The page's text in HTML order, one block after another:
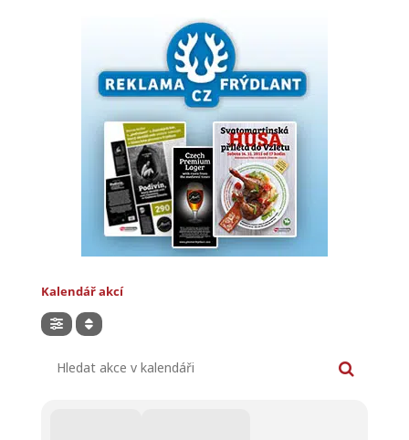
Kalendář akcí